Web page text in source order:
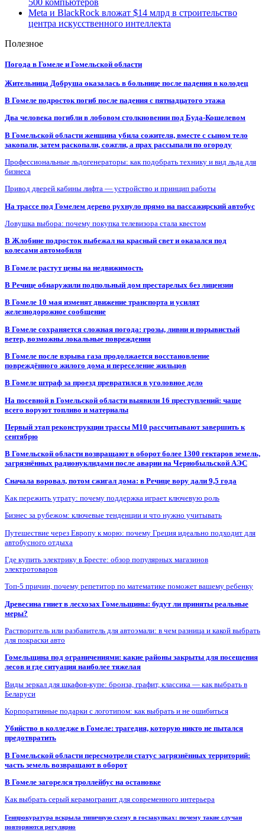
Meta и BlackRock вложат $14 млрд в строительство
центра искусственного интеллекта
Полезное
Погода в Гомеле и Гомельской области
Жительница Добруша оказалась в больнице после падения в колодец
В Гомеле подросток погиб после падения с пятнадцатого этажа
Два человека погибли в лобовом столкновении под Буда-Кошелевом
В Гомельской области женщина убила сожителя, вместе с сыном тело
закопали, затем раскопали, сожгли, а прах рассыпали по огороду
Профессиональные льдогенераторы: как подобрать технику и вид льда для
бизнеса
Привод дверей кабины лифта — устройство и принцип работы
На трассе под Гомелем дерево рухнуло прямо на пассажирский автобус
Ловушка выбора: почему покупка телевизора стала квестом
В Жлобине подросток выбежал на красный свет и оказался под
колесами автомобиля
В Гомеле растут цены на недвижимость
В Речице обнаружили подпольный дом престарелых без лицензии
В Гомеле 10 мая изменят движение транспорта и усилят
железнодорожное сообщение
В Гомеле сохраняется сложная погода: грозы, ливни и порывистый
ветер, возможны локальные повреждения
В Гомеле после взрыва газа продолжается восстановление
повреждённого жилого дома и переселение жильцов
В Гомеле штраф за проезд превратился в уголовное дело
На посевной в Гомельской области выявили 16 преступлений: чаще
всего воруют топливо и материалы
Первый этап реконструкции трассы М10 рассчитывают завершить к
сентябрю
В Гомельской области возвращают в оборот более 1300 гектаров земель,
загрязнённых радионуклидами после аварии на Чернобыльской АЭС
Сначала воровал, потом сжигал дома: в Речице вору дали 9,5 года
Как пережить утрату: почему поддержка играет ключевую роль
Бизнес за рубежом: ключевые тенденции и что нужно учитывать
Путешествие через Европу к морю: почему Греция идеально подходит для
автобусного отдыха
Где купить электрику в Бресте: обзор популярных магазинов
электротоваров
Топ-5 причин, почему репетитор по математике поможет вашему ребенку
Древесина гниет в лесхозах Гомельщины: будут ли приняты реальные
меры?
Растворитель или разбавитель для автоэмали: в чем разница и какой выбрать
для покраски авто
Гомельщина под ограничениями: какие районы закрыты для посещения
лесов и где ситуация наиболее тяжелая
Виды зеркал для шкафов-купе: бронза, графит, классика — как выбрать в
Беларуси
Корпоративные подарки с логотипом: как выбрать и не ошибиться
Убийство в колледже в Гомеле: трагедия, которую никто не пытался
предотвратить
В Гомельской области пересмотрели статус загрязнённых территорий:
часть земель возвращают в оборот
В Гомеле загорелся троллейбус на остановке
Как выбрать серый керамогранит для современного интерьера
Генпрокуратура вскрыла типичную схему в госзакупках: почему такие случаи
повторяются регулярно